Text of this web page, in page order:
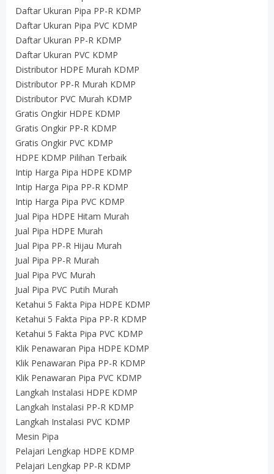
Daftar Ukuran Pipa PP-R KDMP
Daftar Ukuran Pipa PVC KDMP
Daftar Ukuran PP-R KDMP
Daftar Ukuran PVC KDMP
Distributor HDPE Murah KDMP
Distributor PP-R Murah KDMP
Distributor PVC Murah KDMP
Gratis Ongkir HDPE KDMP
Gratis Ongkir PP-R KDMP
Gratis Ongkir PVC KDMP
HDPE KDMP Pilihan Terbaik
Intip Harga Pipa HDPE KDMP
Intip Harga Pipa PP-R KDMP
Intip Harga Pipa PVC KDMP
Jual Pipa HDPE Hitam Murah
Jual Pipa HDPE Murah
Jual Pipa PP-R Hijau Murah
Jual Pipa PP-R Murah
Jual Pipa PVC Murah
Jual Pipa PVC Putih Murah
Ketahui 5 Fakta Pipa HDPE KDMP
Ketahui 5 Fakta Pipa PP-R KDMP
Ketahui 5 Fakta Pipa PVC KDMP
Klik Penawaran Pipa HDPE KDMP
Klik Penawaran Pipa PP-R KDMP
Klik Penawaran Pipa PVC KDMP
Langkah Instalasi HDPE KDMP
Langkah Instalasi PP-R KDMP
Langkah Instalasi PVC KDMP
Mesin Pipa
Pelajari Lengkap HDPE KDMP
Pelajari Lengkap PP-R KDMP